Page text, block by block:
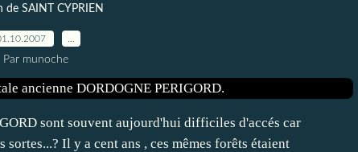
de SAINT CYPRIEN
Par munoche
sont souvent aujourd'hui difficiles d'accés car
Il y a cent ans , ces mêmes forêts étaient